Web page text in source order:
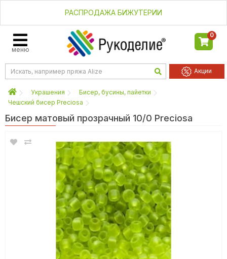
РАСПРОДАЖА БИЖУТЕРИИ
меню
0
Акции
Украшения
Бисер, бусины, пайетки
Чешский бисер Preciosa
Бисер матовый прозрачный 10/0 Preciosa